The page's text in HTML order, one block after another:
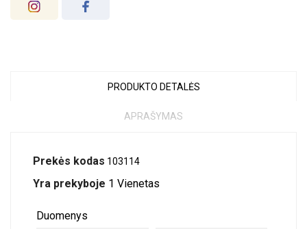
PRODUKTO DETALĖS
APRAŠYMAS
Prekės kodas 103114
Yra prekyboje 1 Vienetas
Duomenys